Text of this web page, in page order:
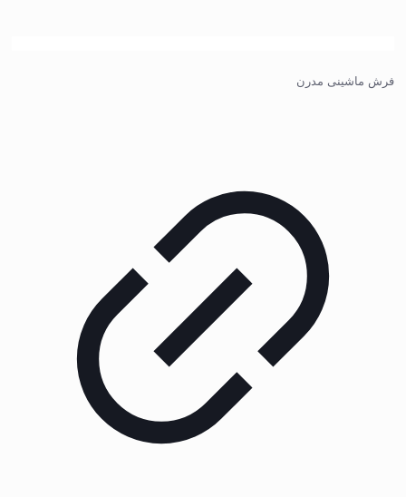
فرش ماشینی مدرن